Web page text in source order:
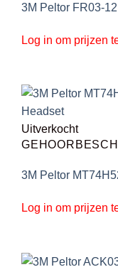
3M Peltor FR03-
Log in om prijzen
Uitverkocht
3M Peltor
Log in om prijzen